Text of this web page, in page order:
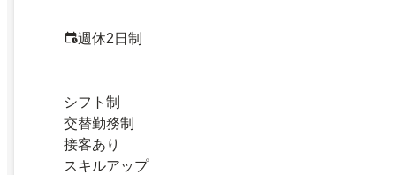
週休2日制
シフト制
交替勤務制
接客あり
スキルアップ